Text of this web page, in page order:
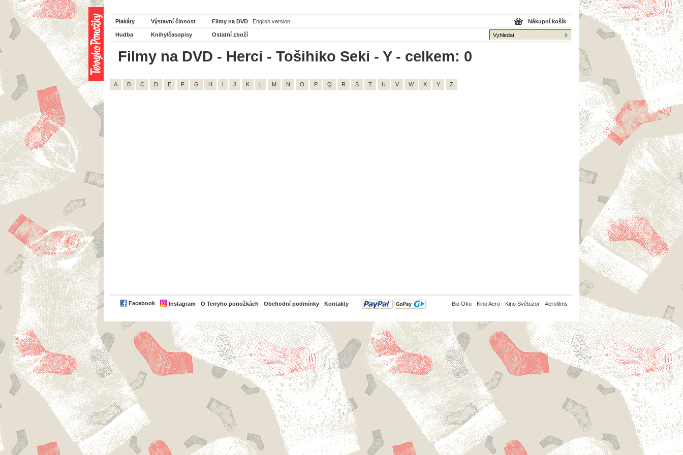
Plakáty Výstavní činnost Filmy na DVD English version
Hudba Knihy/časopisy Ostatní zboží
Nákupní košík
Filmy na DVD - Herci - Tošihiko Seki - Y - celkem: 0
A B C D E F G H I J K L M N O P Q R S T U V W X Y Z
Facebook Instagram O Terryho ponožkách Obchodní podmínky Kontakty
PayPal Bio Oko Kino Aero Kino Světozor Aerofilms